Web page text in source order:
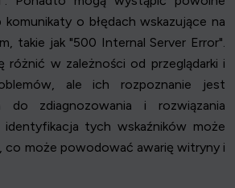
komunikaty o błędach wskazujące na
takie jak "500 Internal Server Error".
różnić w zależności od przeglądarki i
ale ich rozpoznanie jest
do zdiagnozowania i rozwiązania
identyfikacja tych wskaźników może
co może powodować awarię witryny i